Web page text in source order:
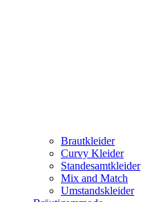
Brautkleider
Curvy Kleider
Standesamtkleider
Mix and Match
Umstandskleider